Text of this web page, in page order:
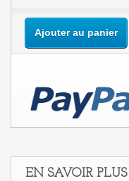
Ajouter au panier
EN SAVOIR PLUS